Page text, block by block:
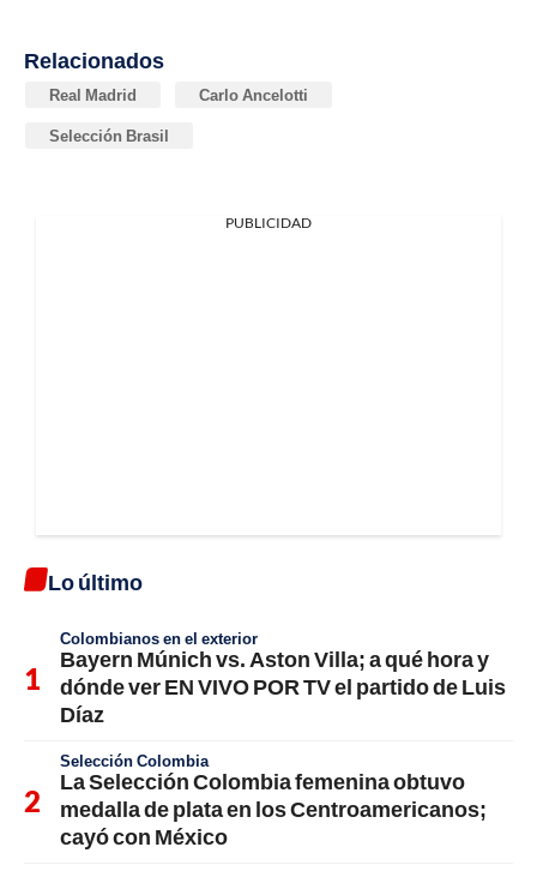
Relacionados
Real Madrid Carlo Ancelotti
Selección Brasil
PUBLICIDAD
Lo último
Colombianos en el exterior
Bayern Múnich vs. Aston Villa; a qué hora y
dónde ver EN VIVO POR TV el partido de Luis
Díaz
Selección Colombia
La Selección Colombia femenina obtuvo
medalla de plata en los Centroamericanos;
cayó con México